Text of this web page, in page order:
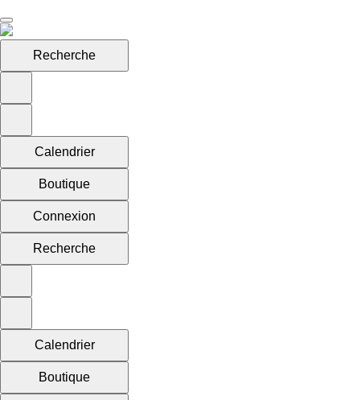
Recherche
Calendrier
Boutique
Connexion
Recherche
Calendrier
Boutique